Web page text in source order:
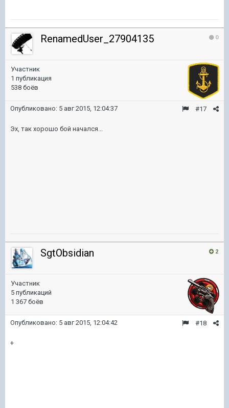
0
RenamedUser_27904135
Участник
1 публикация
538 боёв
#17
Опубликовано: 5 авг 2015, 12:04:37
Эх, так хорошо бой начался...
2
SgtObsidian
Участник
5 публикаций
1 367 боёв
#18
Опубликовано: 5 авг 2015, 12:04:42
+